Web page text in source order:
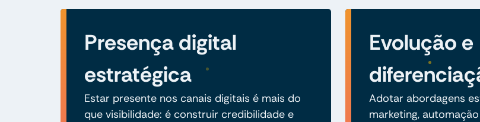
Presença digital
estratégica
Estar presente nos canais digitais é mais do
que visibilidade: é construir credibilidade e
Evolução e
Adotar abordagens
marketing,